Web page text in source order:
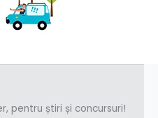
pentru știri și concursuri!